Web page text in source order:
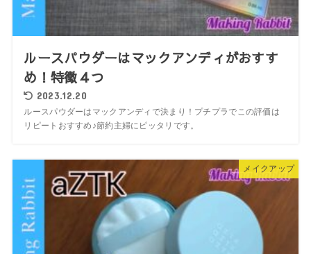
ルースパウダーはマックアンディがおすす
め！特徴４つ
2023.12.20
ルースパウダーはマックアンディで決まり！プチプラでこの評価は
リピートおすすめ♪節約主婦にピッタリです。
メイクアップ